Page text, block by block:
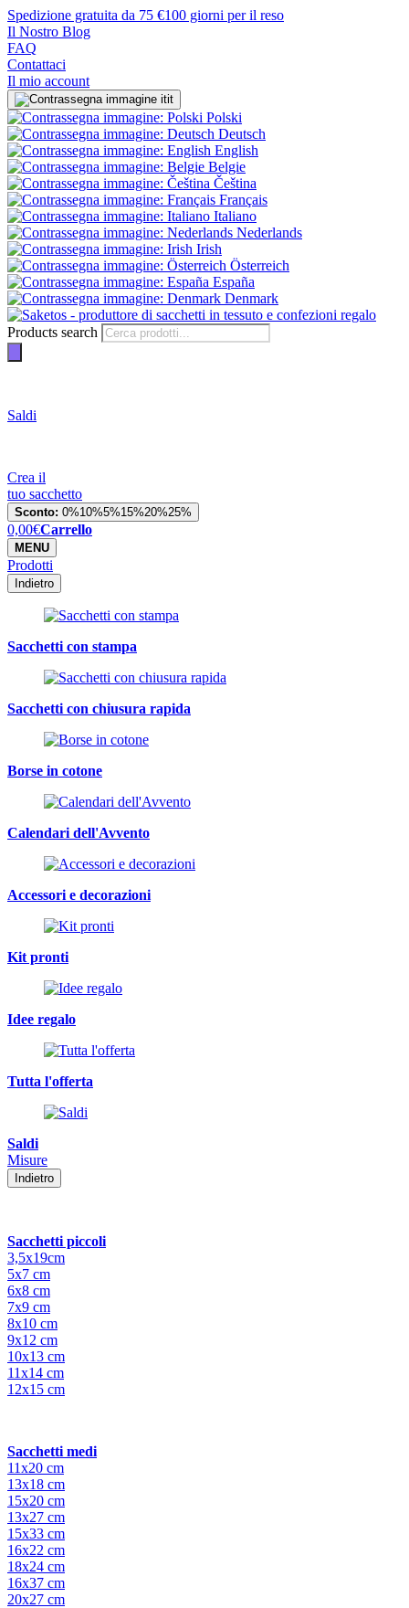
Spedizione gratuita da 75 €100 giorni per il reso
Il Nostro Blog
FAQ
Contattaci
Il mio account
it
Polski
Deutsch
English
Belgie
Čeština
Français
Italiano
Nederlands
Irish
Österreich
España
Denmark
Products search
Saldi
Crea il
tuo sacchetto
Sconto: 0%10%5%15%20%25%
0,00€Carrello
MENU
Prodotti
Indietro
Sacchetti con stampa
Sacchetti con chiusura rapida
Borse in cotone
Calendari dell'Avvento
Accessori e decorazioni
Kit pronti
Idee regalo
Tutta l'offerta
Saldi
Misure
Indietro
Sacchetti piccoli
3,5x19cm
5x7 cm
6x8 cm
7x9 cm
8x10 cm
9x12 cm
10x13 cm
11x14 cm
12x15 cm
Sacchetti medi
11x20 cm
13x18 cm
15x20 cm
13x27 cm
15x33 cm
16x22 cm
18x24 cm
16x37 cm
20x27 cm